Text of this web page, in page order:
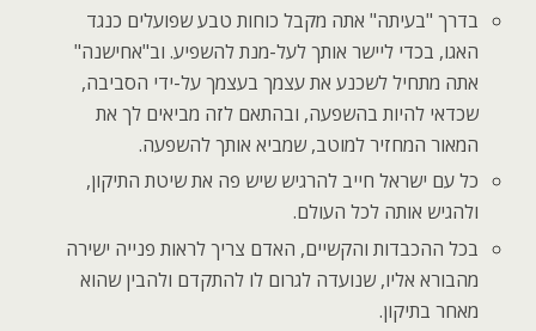
בדרך "בעיתה" אתה מקבל כוחות טבע שפועלים כנגד
האגו, בכדי ליישר אותך לעל-מנת להשפיע. וב"אחישנה"
אתה מתחיל לשכנע את עצמך בעצמך על-ידי הסביבה,
שכדאי להיות בהשפעה, ובהתאם לזה מביאים לך את
המאור המחזיר למוטב, שמביא אותך להשפעה.
כל עם ישראל חייב להרגיש שיש פה את שיטת התיקון,
ולהגיש אותה לכל העולם.
בכל ההכבדות והקשיים, האדם צריך לראות פנייה ישירה
מהבורא אליו, שנועדה לגרום לו להתקדם ולהבין שהוא
מאחר בתיקון.